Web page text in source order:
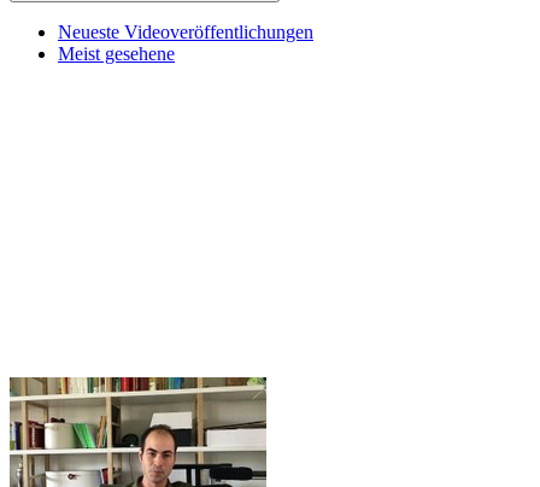
Neueste Videoveröffentlichungen
Meist gesehene